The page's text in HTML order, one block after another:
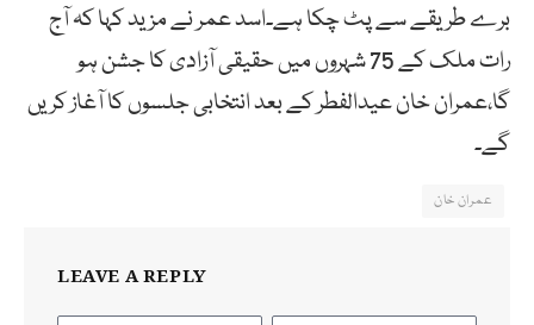
برے طریقے سے پٹ چکا ہے۔اسد عمر نے مزید کہا کہ آج
رات ملک کے 75 شہروں میں حقیقی آزادی کا جشن ہو
گا،عمران خان عیدالفطر کے بعد انتخابی جلسوں کا آغاز کریں
گے۔
عمران خان
LEAVE A REPLY